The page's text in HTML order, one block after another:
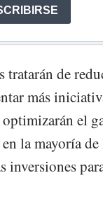
tratarán de
más
optimizarán el
la mayoría
inversiones